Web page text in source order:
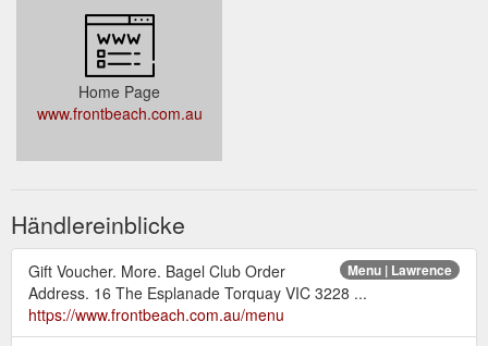
Home Page
www.frontbeach.com.au
Händlereinblicke
Menu | Lawrence
Gift Voucher. More. Bagel Club Order
Address. 16 The Esplanade Torquay VIC 3228 ...
https://www.frontbeach.com.au/menu